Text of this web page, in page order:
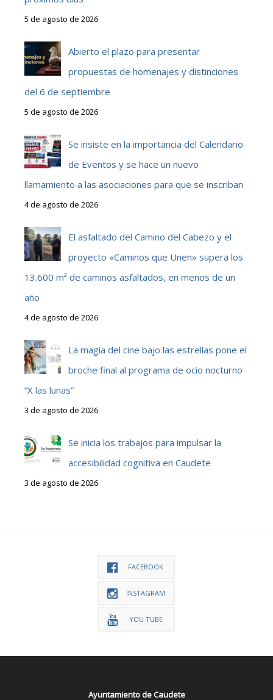
5 de agosto de 2026
Abierto el plazo para presentar
propuestas de homenajes y distinciones
del 6 de septiembre
5 de agosto de 2026
Se insiste en la importancia del Calendario
de Eventos y se hace un nuevo
llamamiento a las asociaciones para que se inscriban
4 de agosto de 2026
El asfaltado del Camino del Cabezo y el
proyecto «Caminos que Unen» supera los
13.600 m² de caminos asfaltados, en menos de un
año
4 de agosto de 2026
La magia del cine bajo las estrellas pone el
broche final al programa de ocio nocturno
“X las lunas”
3 de agosto de 2026
Se inicia los trabajos para impulsar la
accesibilidad cognitiva en Caudete
3 de agosto de 2026
FACEBOOK
INSTAGRAM
YOU TUBE
Ayuntamiento de Caudete